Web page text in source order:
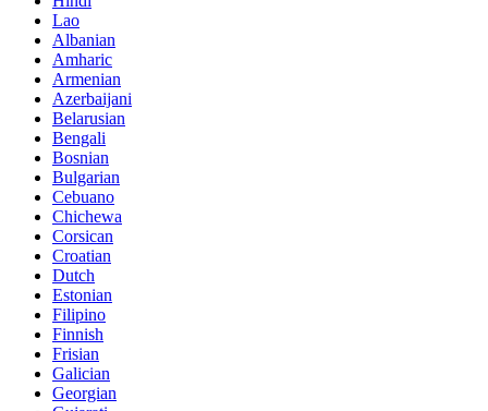
Lao
Albanian
Amharic
Armenian
Azerbaijani
Belarusian
Bengali
Bosnian
Bulgarian
Cebuano
Chichewa
Corsican
Croatian
Dutch
Estonian
Filipino
Finnish
Frisian
Galician
Georgian